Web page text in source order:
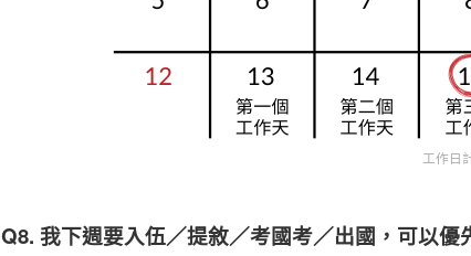
工作日
Q8. 我下週要入伍／提敘／考國考／出國，可以優